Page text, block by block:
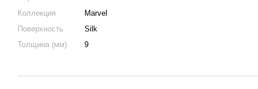
Коллекция
Marvel
Поверхность
Silk
Толщина (мм)
9